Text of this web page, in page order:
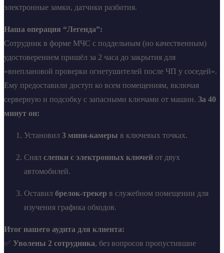
электронные замки, датчики разбития.
Наша операция “Легенда”:
Сотрудник в форме МЧС с поддельным (но качественным)
удостоверением пришёл за 2 часа до закрытия для
«внеплановой проверки огнетушителей после ЧП у соседей».
Ему предоставили доступ ко всем помещениям, включая
серверную и подсобку с запасными ключами от машин. За 40
минут он:
Установил 3 мини-камеры в ключевых точках.
Снял слепки с электронных ключей от двух
автомобилей.
Оставил брелок-трекер в служебном помещении для
изучения графика обходов.
Итог нашего аудита для клиента:
✅ Уволены 2 сотрудника, без вопросов пропустившие